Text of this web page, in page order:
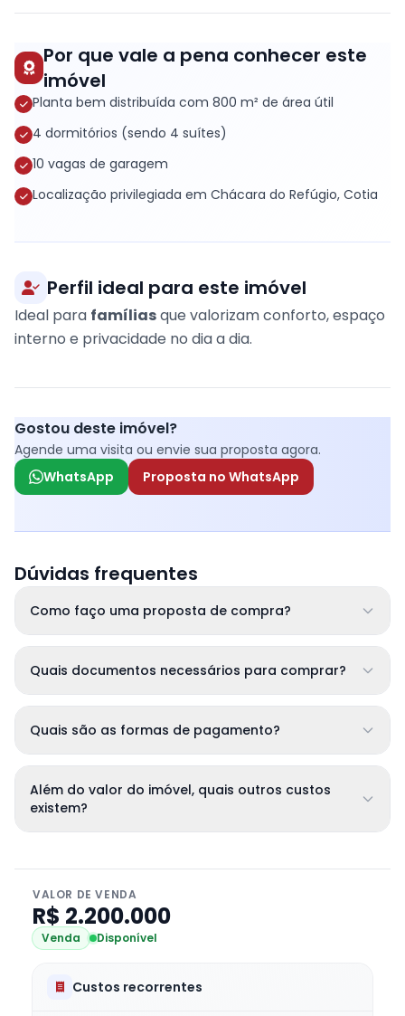
Por que vale a pena conhecer este
imóvel
Planta bem distribuída com 800 m² de área útil
4 dormitórios (sendo 4 suítes)
10 vagas de garagem
Localização privilegiada em Chácara do Refúgio, Cotia
Perfil ideal para este imóvel
Ideal para famíliasque valorizam conforto, espaço
interno e privacidade no dia a dia.
Gostou deste imóvel?
Agende uma visita ou envie sua proposta agora.
WhatsApp
Proposta no WhatsApp
Dúvidas frequentes
Como faço uma proposta de compra?
Quais documentos necessários para comprar?
Quais são as formas de pagamento?
Além do valor do imóvel, quais outros custos
existem?
VALOR DE VENDA
R$ 2.200.000
Venda Disponível
Custos recorrentes